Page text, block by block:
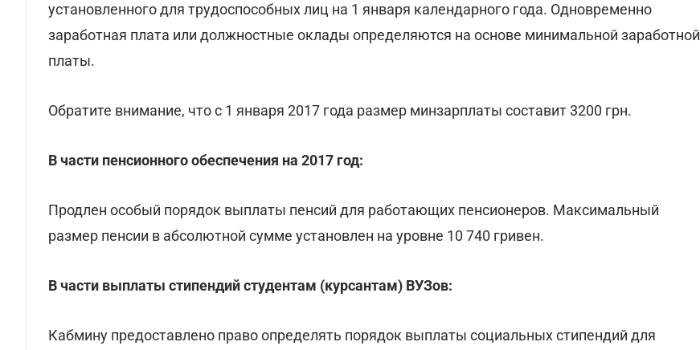
установленного для трудоспособных лиц на 1 января календарного года. Одновременно
заработная плата или должностные оклады определяются на основе минимальной заработной
платы.
Обратите внимание, что с 1 января 2017 года размер минзарплаты составит 3200 грн.
В части пенсионного обеспечения на 2017 год:
Продлен особый порядок выплаты пенсий для работающих пенсионеров. Максимальный
размер пенсии в абсолютной сумме установлен на уровне 10 740 гривен.
В части выплаты стипендий студентам (курсантам) ВУЗов:
Кабмину предоставлено право определять порядок выплаты социальных стипендий для